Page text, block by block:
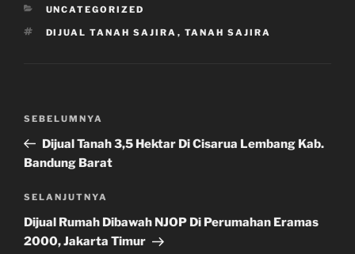
KATEGORI
UNCATEGORIZED
TAG
DIJUAL TANAH SAJIRA , TANAH SAJIRA
Pos
Sebelumnya
SEBELUMNYA
Dijual Tanah 3,5 Hektar Di Cisarua Lembang Kab.
Bandung Barat
Pos
Selanjutnya
SELANJUTNYA
Dijual Rumah Dibawah NJOP Di Perumahan Eramas
2000, Jakarta Timur